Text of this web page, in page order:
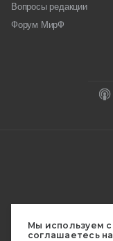
Мы используем
соглашаетесь на
Вопросы редакции
Форум МирФ
Мнение авторов